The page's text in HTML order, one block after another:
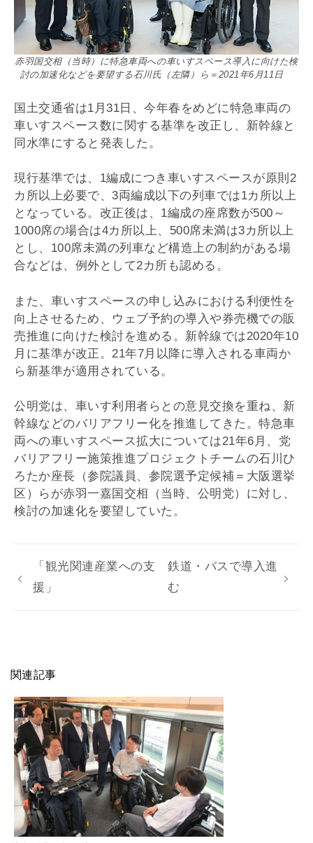
赤羽国交相（当時）に特急車両への車いすスペース導入に向けた検
討の加速化などを要望する石川氏（左隣）ら＝2021年6月11日
国土交通省は1月31日、今年春をめどに特急車両の
車いすスペース数に関する基準を改正し、新幹線と
同水準にすると発表した。
現行基準では、1編成につき車いすスペースが原則2
カ所以上必要で、3両編成以下の列車では1カ所以上
となっている。改正後は、1編成の座席数が500～
1000席の場合は4カ所以上、500席未満は3カ所以上
とし、100席未満の列車など構造上の制約がある場
合などは、例外として2カ所も認める。
また、車いすスペースの申し込みにおける利便性を
向上させるため、ウェブ予約の導入や券売機での販
売推進に向けた検討を進める。新幹線では2020年10
月に基準が改正。21年7月以降に導入される車両か
ら新基準が適用されている。
公明党は、車いす利用者らとの意見交換を重ね、新
幹線などのバリアフリー化を推進してきた。特急車
両への車いすスペース拡大については21年6月、党
バリアフリー施策推進プロジェクトチームの石川ひ
ろたか座長（参院議員、参院選予定候補＝大阪選挙
区）らが赤羽一嘉国交相（当時、公明党）に対し、
検討の加速化を要望していた。
「観光関連産業への支
援」
鉄道・バスで導入進
む
関連記事